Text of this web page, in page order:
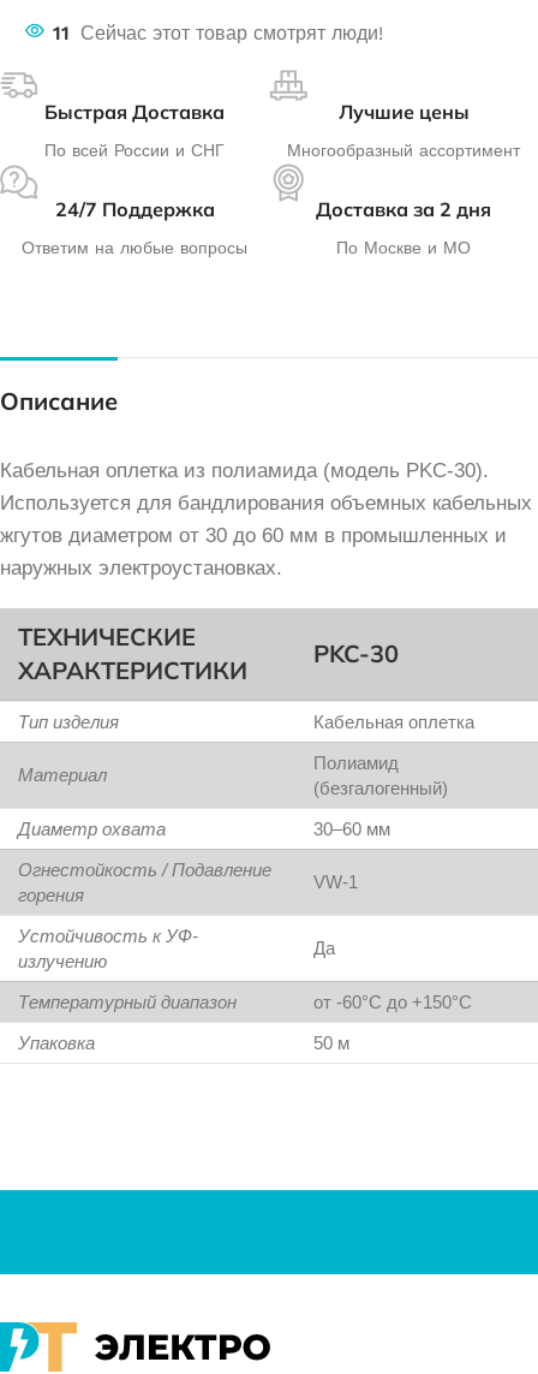
11 Сейчас этот товар смотрят люди!
Быстрая Доставка
По всей России и СНГ
Лучшие цены
Многообразный ассортимент
24/7 Поддержка
Ответим на любые вопросы
Доставка за 2 дня
По Москве и МО
Описание
Кабельная оплетка из полиамида (модель PKC-30).
Используется для бандлирования объемных кабельных
жгутов диаметром от 30 до 60 мм в промышленных и
наружных электроустановках.
ТЕХНИЧЕСКИЕ
ХАРАКТЕРИСТИКИ
PKC-30
Тип изделия Кабельная оплетка
Материал
Полиамид
(безгалогенный)
Диаметр охвата
30–60 мм
Огнестойкость / Подавление
горения
VW-1
Устойчивость к УФ-
излучению
Да
Температурный диапазон
от -60°C до +150°C
Упаковка
50 м